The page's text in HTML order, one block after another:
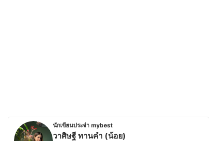
นักเขียนประจำ mybest
วาศิษฐี ทานคำ (น้อย)